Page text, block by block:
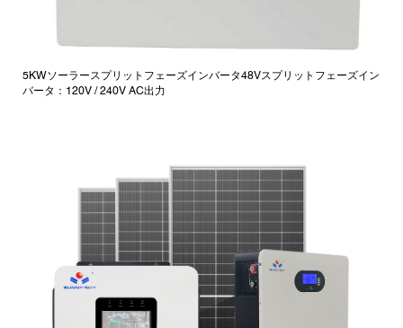
5KWソーラースプリットフェーズインバータ48Vスプリットフェーズイン
バータ：120V / 240V AC出力